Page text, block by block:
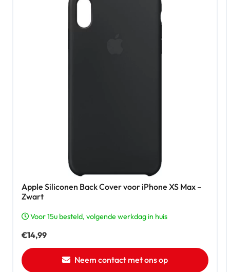
Apple Siliconen Back Cover voor iPhone XS Max –
Zwart
Voor 15u besteld, volgende werkdag in huis
€14,99
Neem contact met ons op